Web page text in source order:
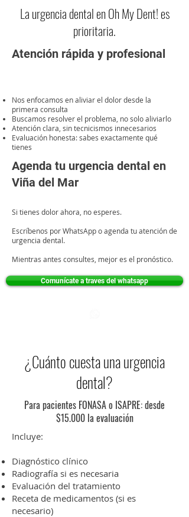
La urgencia dental en Oh My Dent! es
prioritaria.
Atención rápida y profesional
Nos enfocamos en aliviar el dolor desde la
primera consulta
Buscamos resolver el problema, no solo aliviarlo
Atención clara, sin tecnicismos innecesarios
Evaluación honesta: sabes exactamente qué
tienes
Agenda tu urgencia dental en
Viña del Mar
Si tienes dolor ahora, no esperes.
Escríbenos por WhatsApp o agenda tu atención de
urgencia dental.
Mientras antes consultes, mejor es el pronóstico.
Comunícate a traves del whatsapp
¿Cuánto cuesta una urgencia
dental?
Para pacientes FONASA o ISAPRE: desde
$15.000 la evaluación
Incluye:
Diagnóstico clínico
Radiografía si es necesaria
Evaluación del tratamiento
Receta de medicamentos (si es
necesario)